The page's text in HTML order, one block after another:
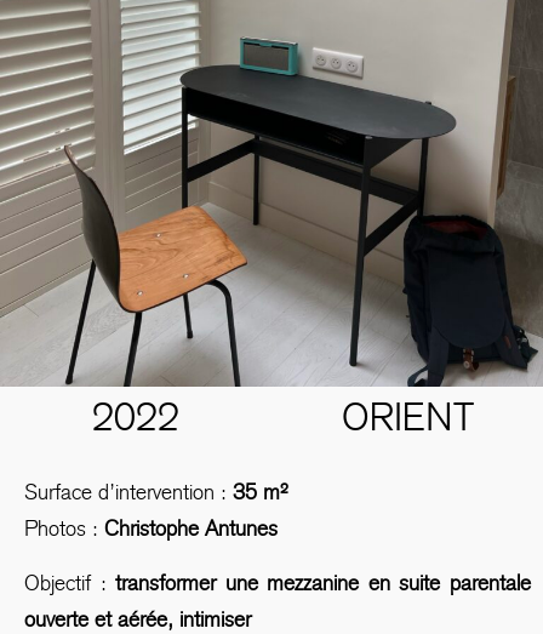
2022 ORIENT
Surface d’intervention : 35 m²
Photos : Christophe Antunes
Objectif :transformer une mezzanine en suite parentale
ouverte et aérée, intimiser